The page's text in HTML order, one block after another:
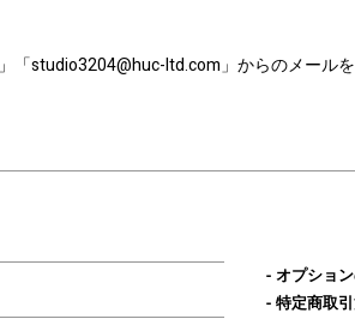
studio3204@huc-ltd.com」からのメール
オプショ
特定商取